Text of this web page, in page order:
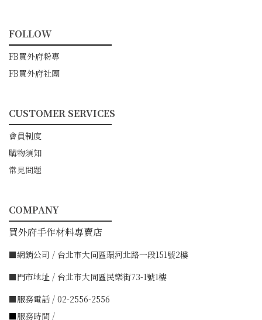
FOLLOW
━━━━━━━━━━━
FB買外府粉專
FB買外府社團
CUSTOMER SERVICES
━━━━━━━━━━━
會員制度
購物須知
常見問題
COMPANY
━━━━━━━━━━━
買外府手作材料專賣店
■網銷公司 / 台北市大同區環河北路一段151號2樓
■門市地址 / 台北市大同區民樂街73-1號1樓
■服務電話 / 02-2556-2556
■服務時間 /